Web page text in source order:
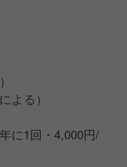
よる）
に1回・4,000円/